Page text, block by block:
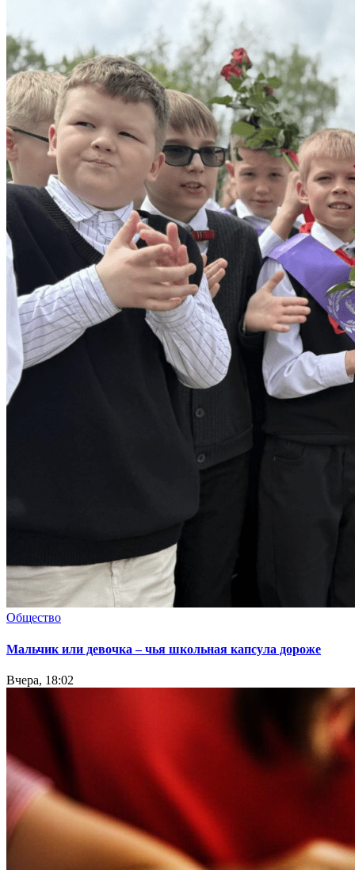
Общество
Мальчик или девочка – чья школьная капсула дороже
Вчера, 18:02